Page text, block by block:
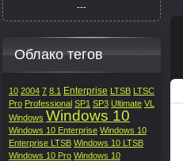
---
Облако тегов
10 2004 7 8.1 Enterprise LTSB LTSC
Pro Professional SP1 SP3 Ultimate VL
Windows Windows 10
Windows 10 Enterprise Windows 10
Enterprise LTSB Windows 10 LTSB
Windows 10 Pro Windows 10